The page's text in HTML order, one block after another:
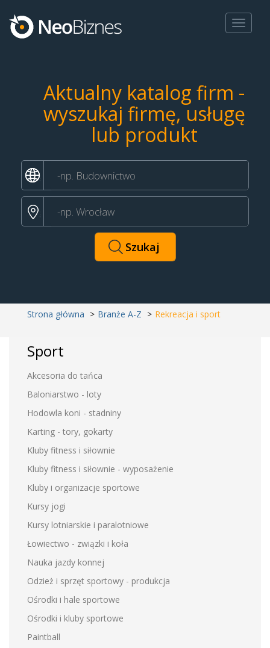
Toggle
Aktualny katalog firm -
wyszukaj firmę, usługę
lub produkt
Strona główna Branże A-Z Rekreacja i sport
Sport
Akcesoria do tańca
Baloniarstwo - loty
Hodowla koni - stadniny
Karting - tory, gokarty
Kluby fitness i siłownie
Kluby fitness i siłownie - wyposażenie
Kluby i organizacje sportowe
Kursy jogi
Kursy lotniarskie i paralotniowe
Łowiectwo - związki i koła
Nauka jazdy konnej
Odzież i sprzęt sportowy - produkcja
Ośrodki i hale sportowe
Ośrodki i kluby sportowe
Paintball